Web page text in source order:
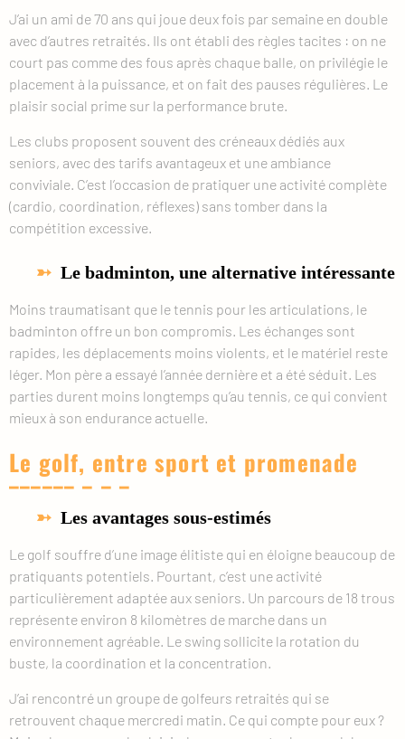
J’ai un ami de 70 ans qui joue deux fois par semaine en double
avec d’autres retraités. Ils ont établi des règles tacites : on ne
court pas comme des fous après chaque balle, on privilégie le
placement à la puissance, et on fait des pauses régulières. Le
plaisir social prime sur la performance brute.
Les clubs proposent souvent des créneaux dédiés aux
seniors, avec des tarifs avantageux et une ambiance
conviviale. C’est l’occasion de pratiquer une activité complète
(cardio, coordination, réflexes) sans tomber dans la
compétition excessive.
Le badminton, une alternative intéressante
Moins traumatisant que le tennis pour les articulations, le
badminton offre un bon compromis. Les échanges sont
rapides, les déplacements moins violents, et le matériel reste
léger. Mon père a essayé l’année dernière et a été séduit. Les
parties durent moins longtemps qu’au tennis, ce qui convient
mieux à son endurance actuelle.
Le golf, entre sport et promenade
Les avantages sous-estimés
Le golf souffre d’une image élitiste qui en éloigne beaucoup de
pratiquants potentiels. Pourtant, c’est une activité
particulièrement adaptée aux seniors. Un parcours de 18 trous
représente environ 8 kilomètres de marche dans un
environnement agréable. Le swing sollicite la rotation du
buste, la coordination et la concentration.
J’ai rencontré un groupe de golfeurs retraités qui se
retrouvent chaque mercredi matin. Ce qui compte pour eux ?